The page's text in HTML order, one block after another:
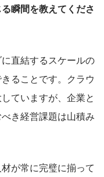
瞬間を教えてくださ
直結するスケールの
ることです。クラウ
ていますが、企業と
き経営課題は山積み
が常に完璧に揃って